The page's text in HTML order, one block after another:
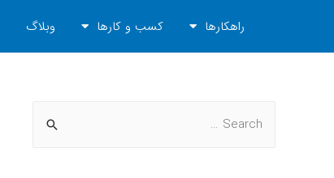
راهکارها کسب و کارها وبلاگ